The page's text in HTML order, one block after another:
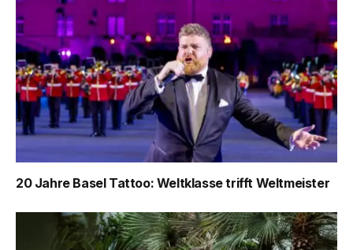
20 Jahre Basel Tattoo: Weltklasse trifft Weltmeister